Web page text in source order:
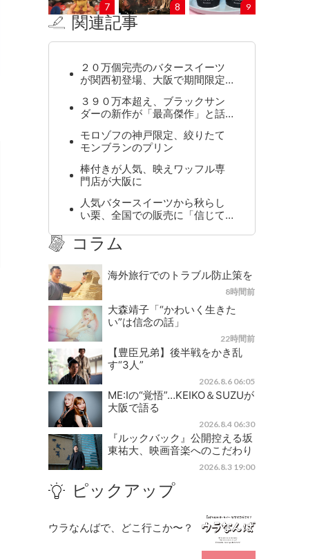
7 8 9
関連記事
２０万個完売のバタースイーツ
が関西初登場、大阪で期間限定…
３９０万本超え、ブラックサン
ダーの新作が「最高傑作」と話…
モロゾフの神戸限定、絞りたて
モンブランのプリン
棒付きが人気、映えワッフル専
門店が大阪に
人気バタースイーツから秋らし
い栗、全国での販売に「信じて…
コラム
海外旅行でのトラブル防止策を
8時間前
大森靖子「“かわいく生きた
い”は信念の話」
22時間前
【豊臣兄弟】後半戦をかき乱
す“3人”
2026.8.6 06:05
ME:Iの“覚悟”…KEIKO＆SUZUが
大阪で語る
2026.8.4 06:30
『ルックバック』公開控える坂
東祐大、映画音楽へのこだわり
2026.8.3 19:00
ピックアップ
ウラなんばで、どこ行こか〜？